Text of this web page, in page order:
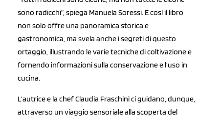
sono radicchi”, spiega Manuela Soressi. E così il libro
non solo offre una panoramica storica e
gastronomica, ma svela anche i segreti di questo
ortaggio, illustrando le varie tecniche di coltivazione e
fornendo informazioni sulla conservazione e l’uso in
cucina.
L’autrice e la chef Claudia Fraschini ci guidano, dunque,
attraverso un viaggio sensoriale alla scoperta del